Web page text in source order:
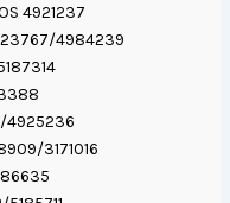
4921237
4984239
4925236
3171016